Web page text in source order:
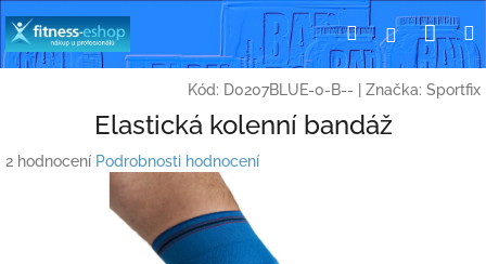
na
obsah
HledatPřihlášení
Kód: D0207BLUE-0-B-- Značka: Sportfix
Elastická kolenní bandáž
Průměrné
2 hodnocení Podrobnosti hodnocení